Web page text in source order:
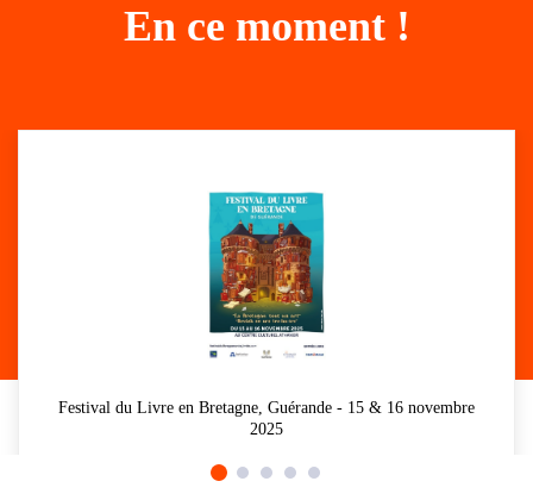
En ce moment !
Festival du Livre en Bretagne, Guérande - 15 & 16 novembre
2025
Y aller !